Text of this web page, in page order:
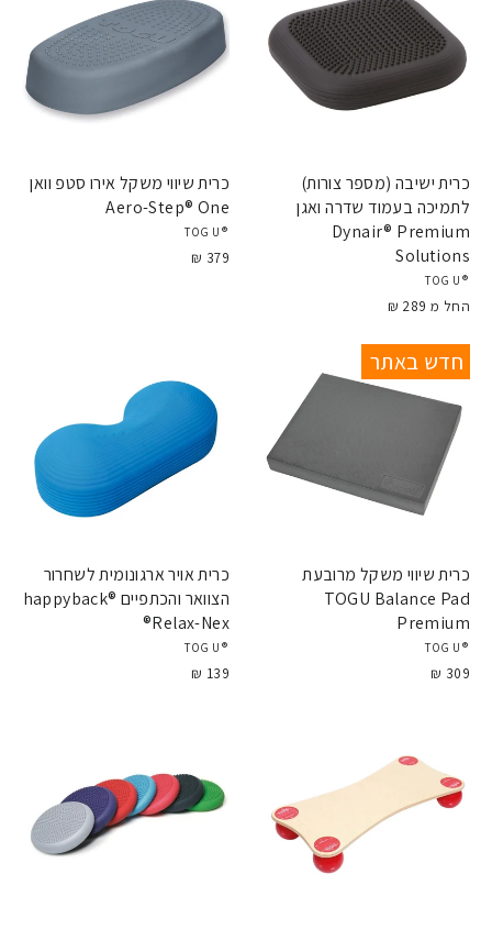
כרית ישיבה (מספר צורות)
לתמיכה בעמוד שדרה ואגן
Dynair® Premium
Solutions
®TOGU
החל מ 289 ₪
כרית שיווי משקל אירו סטפ וואן
Aero-Step® One
®TOGU
379 ₪
חדש באתר
כרית שיווי משקל מרובעת
TOGU Balance Pad
Premium
®TOGU
309 ₪
כרית אויר ארגונומית לשחרור
הצוואר והכתפיים happyback®
Relax-Nex®
®TOGU
139 ₪